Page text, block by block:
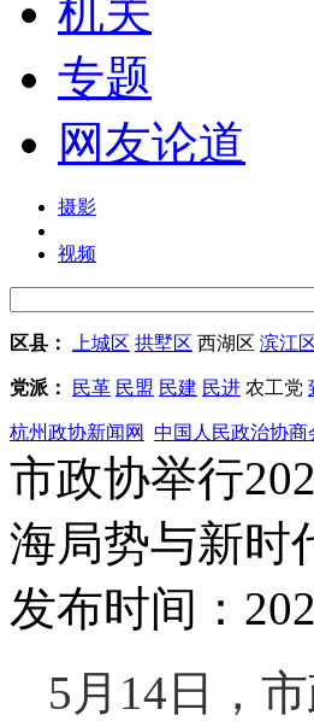
机关
专题
网友论道
摄影
视频
区县： 上城区 拱墅区 西湖区 滨江
党派： 民革 民盟 民建 民进 农工党
杭州政协新闻网 中国人民政治协
市政协举行
海局势与新时
发布时间：
5月14日，